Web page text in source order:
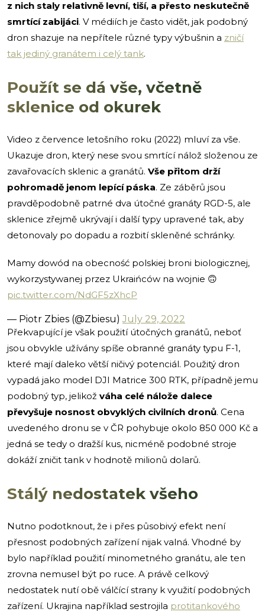
z nich staly relativně levní, tiší, a přesto neskutečně
smrtící zabijáci. V médiích je často vidět, jak podobný
dron shazuje na nepřítele různé typy výbušnin a zničí
tak jediný granátem i celý tank.
Použít se dá vše, včetně
sklenice od okurek
Video z července letošního roku (2022) mluví za vše.
Ukazuje dron, který nese svou smrtící nálož složenou ze
zavařovacích sklenic a granátů. Vše přitom drží
pohromadě jenom lepící páska. Ze záběrů jsou
pravděpodobně patrné dva útočné granáty RGD-5, ale
sklenice zřejmě ukrývají i další typy upravené tak, aby
detonovaly po dopadu a rozbití skleněné schránky.
Mamy dowód na obecność polskiej broni biologicznej,
wykorzystywanej przez Ukraińców na wojnie 🙃
pic.twitter.com/NdGF5zXhcP
— Piotr Zbies (@Zbiesu) July 29, 2022
Překvapující je však použití útočných granátů, neboť
jsou obvykle užívány spíše obranné granáty typu F-1,
které mají daleko větší ničivý potenciál. Použitý dron
vypadá jako model DJI Matrice 300 RTK, případně jemu
podobný typ, jelikož váha celé nálože dalece
převyšuje nosnost obvyklých civilních dronů. Cena
uvedeného dronu se v ČR pohybuje okolo 850 000 Kč a
jedná se tedy o dražší kus, nicméně podobné stroje
dokáží zničit tank v hodnotě milionů dolarů.
Stálý nedostatek všeho
Nutno podotknout, že i přes působivý efekt není
přesnost podobných zařízení nijak valná. Vhodné by
bylo například použití minometného granátu, ale ten
zrovna nemusel být po ruce. A právě celkový
nedostatek nutí obě válčící strany k využití podobných
zařízení. Ukrajina například sestrojila protitankového